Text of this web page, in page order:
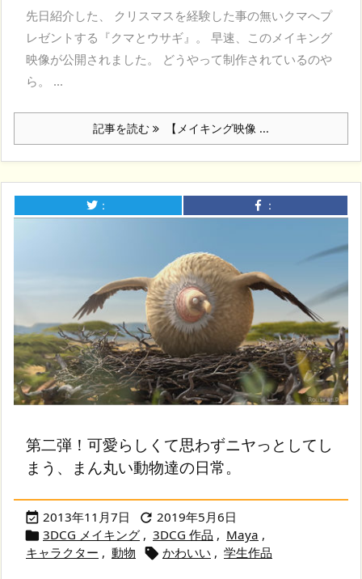
先日紹介した、 クリスマスを経験した事の無いクマへプ
レゼントする『クマとウサギ』。 早速、このメイキング
映像が公開されました。 どうやって制作されているのや
ら。 ...
記事を読む 【メイキング映像 ...
： ：
第二弾！可愛らしくて思わずニヤっとしてし
まう、まん丸い動物達の日常。
 2013年11月7日  2019年5月6日
 3DCG メイキング , 3DCG 作品 , Maya ,
キャラクター , 動物  かわいい , 学生作品